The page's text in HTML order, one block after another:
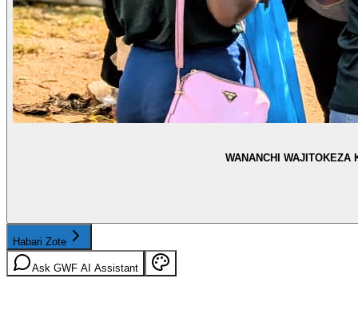
WANANCHI WAJITOKEZA
Habari Zote
Ask GWF AI Assistant